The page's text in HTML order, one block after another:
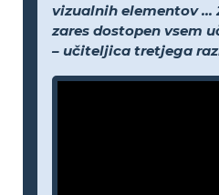
vizualnih elementov ...
zares dostopen vsem
– učiteljica tretjega